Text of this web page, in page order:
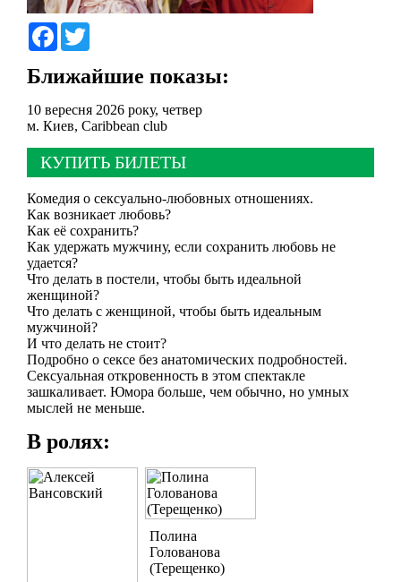
Facebook
Ближайшие показы:
10 вересня 2026 року, четвер
м. Киев, Caribbean club
КУПИТЬ БИЛЕТЫ
Комедия о сексуально-любовных отношениях.
Как возникает любовь?
Как её сохранить?
Как удержать мужчину, если сохранить любовь не
удается?
Что делать в постели, чтобы быть идеальной
женщиной?
Что делать с женщиной, чтобы быть идеальным
мужчиной?
И что делать не стоит?
Подробно о сексе без анатомических подробностей.
Сексуальная откровенность в этом спектакле
зашкаливает. Юмора больше, чем обычно, но умных
мыслей не меньше.
В ролях:
Полина
Голованова
(Терещенко)